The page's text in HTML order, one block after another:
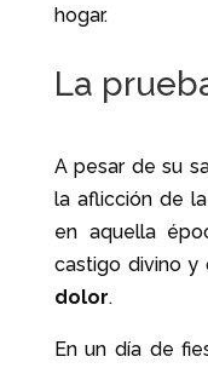
hogar.
La
A pesar de su
la aflicción de
en aquella
castigo divino y
dolor.
En un día de